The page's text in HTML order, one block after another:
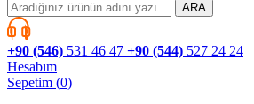
ARA
+90 (546) 531 46 47 +90 (544) 527 24 24
Hesabım
Sepetim (0)